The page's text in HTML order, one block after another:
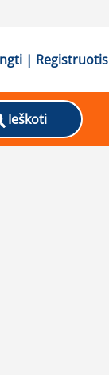
| Registruotis
Ieškoti